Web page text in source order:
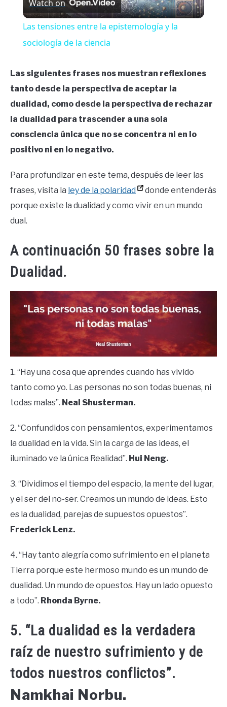
Video
Watch on
Las tensiones entre la epistemología y la
sociología de la ciencia
Las siguientes frases nos muestran reflexiones
tanto desde la perspectiva de aceptar la
dualidad, como desde la perspectiva de rechazar
la dualidad para trascender a una sola
consciencia única que no se concentra ni en lo
positivo ni en lo negativo.
Para profundizar en este tema, después de leer las
frases, visita la ley de la polaridad
donde entenderás
porque existe la dualidad y como vivir en un mundo
dual.
A continuación 50 frases sobre la
Dualidad.
1. “Hay una cosa que aprendes cuando has vivido
tanto como yo. Las personas no son todas buenas, ni
todas malas”. Neal Shusterman.
2. “Confundidos con pensamientos, experimentamos
la dualidad en la vida. Sin la carga de las ideas, el
iluminado ve la única Realidad”. Hui Neng.
3. “Dividimos el tiempo del espacio, la mente del lugar,
y el ser del no-ser. Creamos un mundo de ideas. Esto
es la dualidad, parejas de supuestos opuestos”.
Frederick Lenz.
4. “Hay tanto alegría como sufrimiento en el planeta
Tierra porque este hermoso mundo es un mundo de
dualidad. Un mundo de opuestos. Hay un lado opuesto
a todo”. Rhonda Byrne.
5. “La dualidad es la verdadera
raíz de nuestro sufrimiento y de
todos nuestros conflictos”.
Namkhai Norbu.